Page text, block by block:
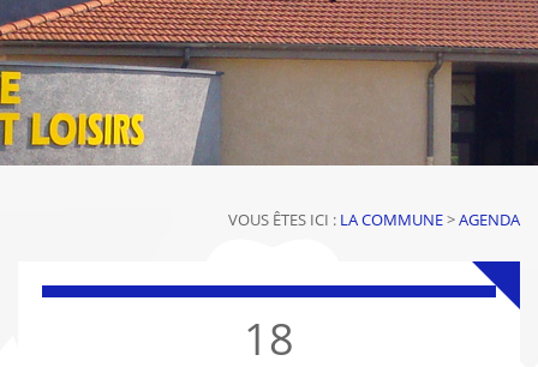
VOUS ÊTES ICI : LA COMMUNE>AGENDA
18